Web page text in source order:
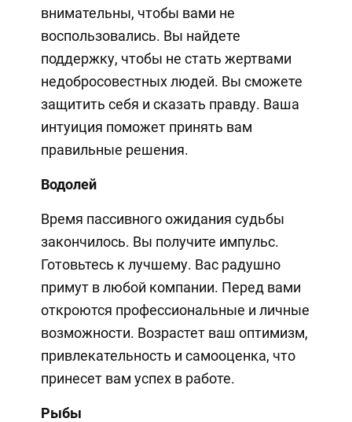
внимательны, чтобы вами не
воспользовались. Вы найдете
поддержку, чтобы не стать жертвами
недобросовестных людей. Вы сможете
защитить себя и сказать правду. Ваша
интуиция поможет принять вам
правильные решения.
Водолей
Время пассивного ожидания судьбы
закончилось. Вы получите импульс.
Готовьтесь к лучшему. Вас радушно
примут в любой компании. Перед вами
откроются профессиональные и личные
возможности. Возрастет ваш оптимизм,
привлекательность и самооценка, что
принесет вам успех в работе.
Рыбы